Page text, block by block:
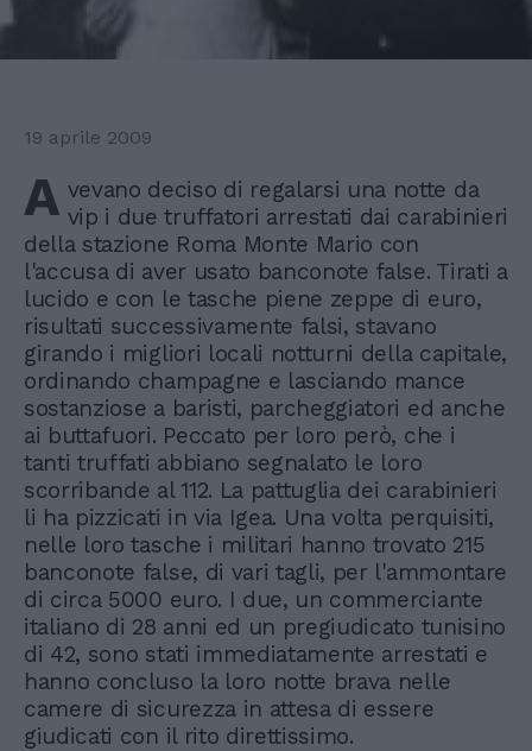
19 aprile 2009
A vevano deciso di regalarsi una notte da
vip i due truffatori arrestati dai carabinieri
della stazione Roma Monte Mario con
l'accusa di aver usato banconote false. Tirati a
lucido e con le tasche piene zeppe di euro,
risultati successivamente falsi, stavano
girando i migliori locali notturni della capitale,
ordinando champagne e lasciando mance
sostanziose a baristi, parcheggiatori ed anche
ai buttafuori. Peccato per loro però, che i
tanti truffati abbiano segnalato le loro
scorribande al 112. La pattuglia dei carabinieri
li ha pizzicati in via Igea. Una volta perquisiti,
nelle loro tasche i militari hanno trovato 215
banconote false, di vari tagli, per l'ammontare
di circa 5000 euro. I due, un commerciante
italiano di 28 anni ed un pregiudicato tunisino
di 42, sono stati immediatamente arrestati e
hanno concluso la loro notte brava nelle
camere di sicurezza in attesa di essere
giudicati con il rito direttissimo.